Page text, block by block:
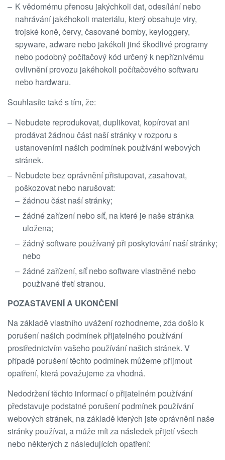
K vědomému přenosu jakýchkoli dat, odesílání nebo
nahrávání jakéhokoli materiálu, který obsahuje viry,
trojské koně, červy, časované bomby, keyloggery,
spyware, adware nebo jakékoli jiné škodlivé programy
nebo podobný počítačový kód určený k nepříznivému
ovlivnění provozu jakéhokoli počítačového softwaru
nebo hardwaru.
Souhlasíte také s tím, že:
Nebudete reprodukovat, duplikovat, kopírovat ani
prodávat žádnou část naší stránky v rozporu s
ustanoveními našich podmínek používání webových
stránek.
Nebudete bez oprávnění přistupovat, zasahovat,
poškozovat nebo narušovat:
žádnou část naší stránky;
žádné zařízení nebo síť, na které je naše stránka
uložena;
žádný software používaný při poskytování naší stránky;
nebo
žádné zařízení, síť nebo software vlastněné nebo
používané třetí stranou.
POZASTAVENÍ A UKONČENÍ
Na základě vlastního uvážení rozhodneme, zda došlo k
porušení našich podmínek přijatelného používání
prostřednictvím vašeho používání našich stránek. V
případě porušení těchto podmínek můžeme přijmout
opatření, která považujeme za vhodná.
Nedodržení těchto informací o přijatelném používání
představuje podstatné porušení podmínek používání
webových stránek, na základě kterých jste oprávněni naše
stránky používat, a může mít za následek přijetí všech
nebo některých z následujících opatření: